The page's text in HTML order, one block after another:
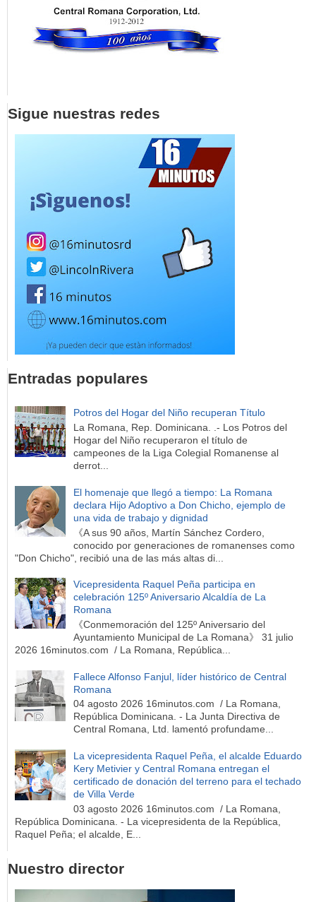
Sigue nuestras redes
Entradas populares
Potros del Hogar del Niño recuperan Título
La Romana, Rep. Dominicana. .- Los Potros del
Hogar del Niño recuperaron el título de
campeones de la Liga Colegial Romanense al
derrot...
El homenaje que llegó a tiempo: La Romana
declara Hijo Adoptivo a Don Chicho, ejemplo de
una vida de trabajo y dignidad
《A sus 90 años, Martín Sánchez Cordero,
conocido por generaciones de romanenses como
"Don Chicho", recibió una de las más altas di...
Vicepresidenta Raquel Peña participa en
celebración 125º Aniversario Alcaldía de La
Romana
《Conmemoración del 125º Aniversario del
Ayuntamiento Municipal de La Romana》 31 julio
2026 16minutos.com / La Romana, República...
Fallece Alfonso Fanjul, líder histórico de Central
Romana
04 agosto 2026 16minutos.com / La Romana,
República Dominicana. - La Junta Directiva de
Central Romana, Ltd. lamentó profundame...
La vicepresidenta Raquel Peña, el alcalde Eduardo
Kery Metivier y Central Romana entregan el
certificado de donación del terreno para el techado
de Villa Verde
03 agosto 2026 16minutos.com / La Romana,
República Dominicana. - La vicepresidenta de la República,
Raquel Peña; el alcalde, E...
Nuestro director